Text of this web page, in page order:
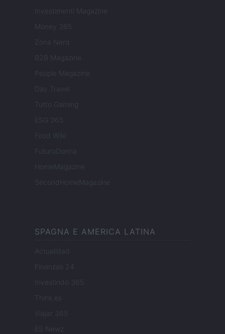
Investimenti Magazine
Money 365
Zona Nerd
B2B Magazine
People Magazine
Day Travel
Tutto Gaming
ESG 365
Food Wiki
FuturoDonna
HomeMagazine
SecondHomeMagazine
SPAGNA E AMERICA LATINA
Actualidad
Finanzas 24
Investindo 365
Think.es
Viajar 365
ES Newz